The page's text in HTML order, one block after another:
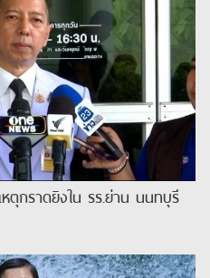
ตุกราดยิงใน รร.ย่าน นนทบุรี